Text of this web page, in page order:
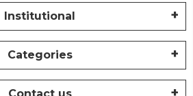
Institutional
Categories
Contact us